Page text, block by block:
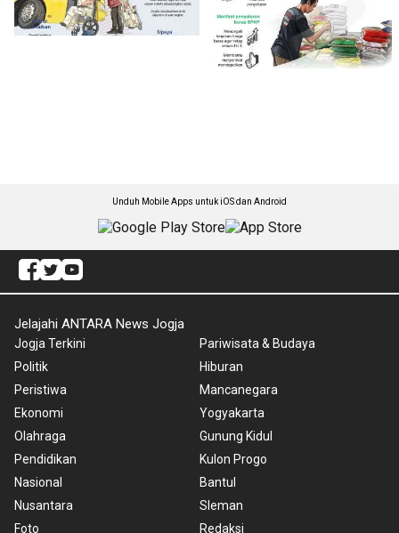
Unduh Mobile Apps untuk iOS dan Android
Jelajahi ANTARA News Jogja
Jogja Terkini
Politik
Peristiwa
Ekonomi
Olahraga
Pendidikan
Nasional
Nusantara
Foto
Pariwisata & Budaya
Hiburan
Mancanegara
Yogyakarta
Gunung Kidul
Kulon Progo
Bantul
Sleman
Redaksi